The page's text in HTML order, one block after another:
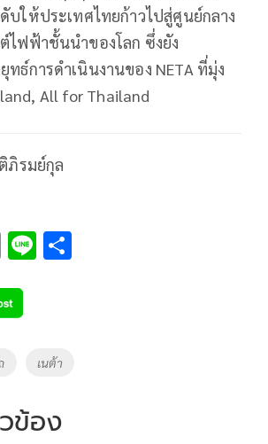
บให้ประเทศไทยก้าวไปสู่ศูนย์กลาง
ไฟฟ้าชั้นนำของโลก ซึ่งยัง
ธ์การดำเนินงานของ NETA ที่มุ่ง
All for Thailand
ภิรมย์กุล
C
p
y
Li
k
Li
เนต้า
ข้อง